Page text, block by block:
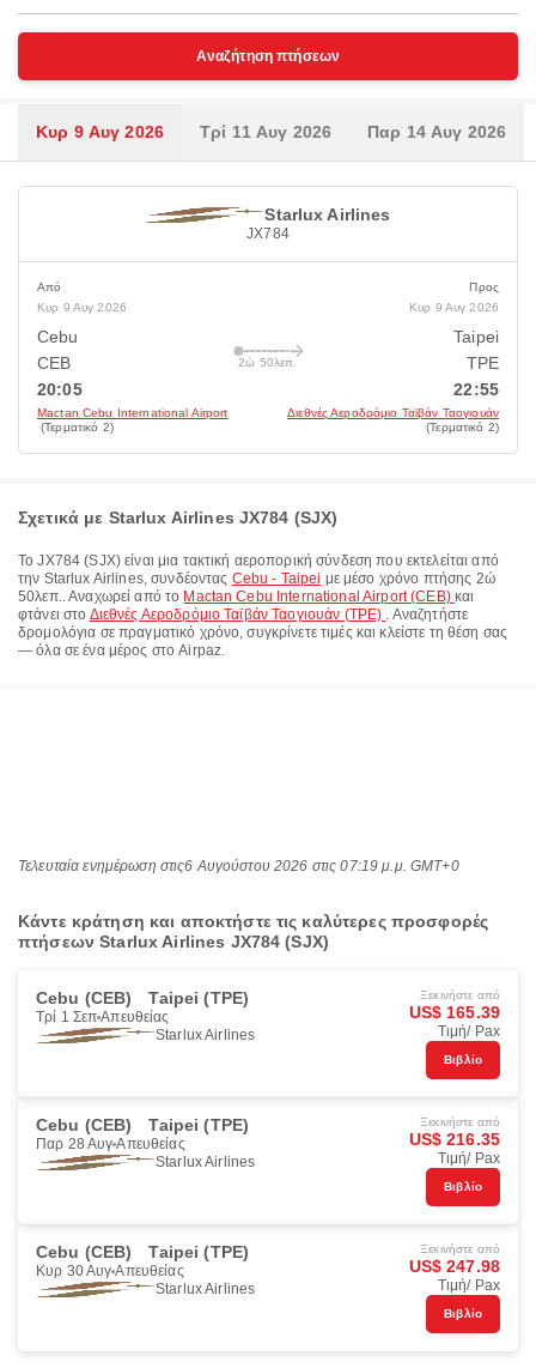
Αναζήτηση πτήσεων
Κυρ 9 Αυγ 2026 Τρί 11 Αυγ 2026 Παρ 14 Αυγ 2026
Starlux Airlines
JX784
Από
Κυρ 9 Αυγ 2026
Cebu
CEB
20:05
Mactan Cebu International Airport
(Τερματικό 2)
2ώ 50λεπ.
Προς
Κυρ 9 Αυγ 2026
Taipei
TPE
22:55
Διεθνές Αεροδρόμιο Ταϊβάν Ταογιουάν
(Τερματικό 2)
Σχετικά με Starlux Airlines JX784 (SJX)
ΤοJX784 (SJX) είναι μια τακτική αεροπορική σύνδεση που εκτελείται από
την Starlux Airlines, συνδέοντας Cebu - Taipei με μέσο χρόνο πτήσης 2ώ
50λεπ.. Αναχωρεί από το Mactan Cebu International Airport (CEB) και
φτάνει στο Διεθνές Αεροδρόμιο Ταϊβάν Ταογιουάν (TPE) . Αναζητήστε
δρομολόγια σε πραγματικό χρόνο, συγκρίνετε τιμές και κλείστε τη θέση σας
— όλα σε ένα μέρος στο Airpaz.
Τελευταία ενημέρωση στις6 Αυγούστου 2026 στις 07:19 μ.μ. GMT+0
Κάντε κράτηση και αποκτήστε τις καλύτερες προσφορές
πτήσεων Starlux Airlines JX784 (SJX)
Cebu (CEB) Taipei (TPE)
Τρί 1 Σεπ Απευθείας
Starlux Airlines
Ξεκινήστε από
US$ 165.39
Τιμή/ Pax
Βιβλίο
Cebu (CEB) Taipei (TPE)
Παρ 28 Αυγ Απευθείας
Starlux Airlines
Ξεκινήστε από
US$ 216.35
Τιμή/ Pax
Βιβλίο
Cebu (CEB) Taipei (TPE)
Κυρ 30 Αυγ Απευθείας
Starlux Airlines
Ξεκινήστε από
US$ 247.98
Τιμή/ Pax
Βιβλίο